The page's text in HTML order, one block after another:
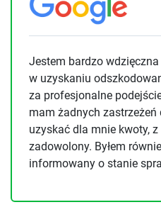
Jestem bardzo
w uzyskaniu
za profesjonalne
mam żadnych zastrzeżeń
uzyskać dla mnie kwoty,
zadowolony. Byłem
informowany o stanie